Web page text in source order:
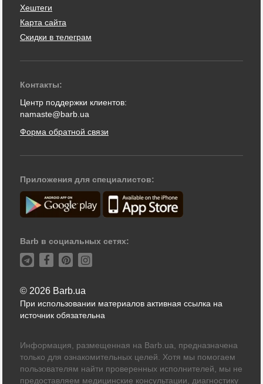
Хештеги
Карта сайта
Скидки в телеграм
Контакты:
Центр поддержки клиентов:
namaste@barb.ua
Форма обратной связи
Приложения для специалистов:
Barb в социальных сетях:
© 2026 Barb.ua
При использовании материалов активная ссылка на
источник обязательна
Информация, размещенная на Barb.ua, предназначена
только для ознакомительных целей. Хотя мы помогаем
пользователям найти проверенных исполнителей, мы не
предоставляем медицинские консультации, диагностику